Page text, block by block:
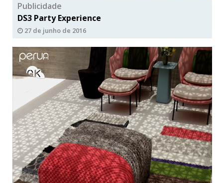
Publicidade
DS3 Party Experience
27 de junho de 2016